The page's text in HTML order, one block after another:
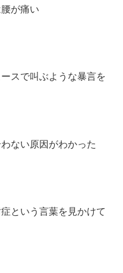
が痛い
スで叫ぶような暴言を
ない原因がわかった
という言葉を見かけて